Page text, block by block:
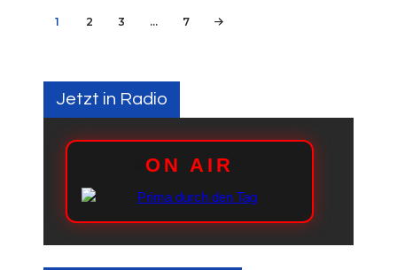
Seitennummerierung
PAGE
1 PAGE
2 PAGE
3 … PAGE
7
Jetzt in Radio